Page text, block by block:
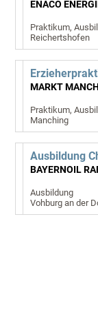
Praktikum,
Reichertshofen
MARKT
Praktikum,
Manching
Ausbildung
Ausbildung
Vohburg an der